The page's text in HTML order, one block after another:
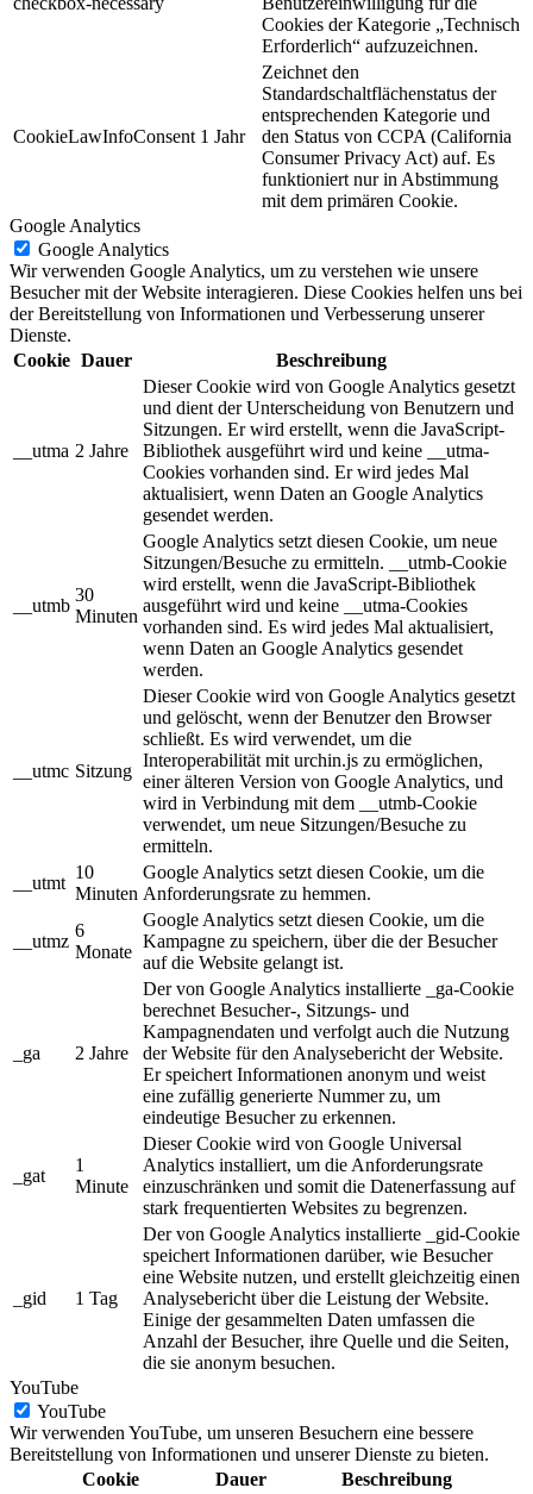
Cookies der Kategorie „Technisch
Erforderlich“ aufzuzeichnen.
CookieLawInfoConsent 1 Jahr
Zeichnet den
Standardschaltflächenstatus der
entsprechenden Kategorie und
den Status von CCPA (California
Consumer Privacy Act) auf. Es
funktioniert nur in Abstimmung
mit dem primären Cookie.
Google Analytics
Google Analytics
Wir verwenden Google Analytics, um zu verstehen wie unsere
Besucher mit der Website interagieren. Diese Cookies helfen uns bei
der Bereitstellung von Informationen und Verbesserung unserer
Dienste.
Cookie Dauer Beschreibung
__utma 2 Jahre
Dieser Cookie wird von Google Analytics gesetzt
und dient der Unterscheidung von Benutzern und
Sitzungen. Er wird erstellt, wenn die JavaScript-
Bibliothek ausgeführt wird und keine __utma-
Cookies vorhanden sind. Er wird jedes Mal
aktualisiert, wenn Daten an Google Analytics
gesendet werden.
__utmb
30
Minuten
Google Analytics setzt diesen Cookie, um neue
Sitzungen/Besuche zu ermitteln. __utmb-Cookie
wird erstellt, wenn die JavaScript-Bibliothek
ausgeführt wird und keine __utma-Cookies
vorhanden sind. Es wird jedes Mal aktualisiert,
wenn Daten an Google Analytics gesendet
werden.
__utmc Sitzung
Dieser Cookie wird von Google Analytics gesetzt
und gelöscht, wenn der Benutzer den Browser
schließt. Es wird verwendet, um die
Interoperabilität mit urchin.js zu ermöglichen,
einer älteren Version von Google Analytics, und
wird in Verbindung mit dem __utmb-Cookie
verwendet, um neue Sitzungen/Besuche zu
ermitteln.
__utmt
10
Minuten
Google Analytics setzt diesen Cookie, um die
Anforderungsrate zu hemmen.
__utmz
6
Monate
Google Analytics setzt diesen Cookie, um die
Kampagne zu speichern, über die der Besucher
auf die Website gelangt ist.
_ga 2 Jahre
Der von Google Analytics installierte _ga-Cookie
berechnet Besucher-, Sitzungs- und
Kampagnendaten und verfolgt auch die Nutzung
der Website für den Analysebericht der Website.
Er speichert Informationen anonym und weist
eine zufällig generierte Nummer zu, um
eindeutige Besucher zu erkennen.
_gat
1
Minute
Dieser Cookie wird von Google Universal
Analytics installiert, um die Anforderungsrate
einzuschränken und somit die Datenerfassung auf
stark frequentierten Websites zu begrenzen.
_gid 1 Tag
Der von Google Analytics installierte _gid-Cookie
speichert Informationen darüber, wie Besucher
eine Website nutzen, und erstellt gleichzeitig einen
Analysebericht über die Leistung der Website.
Einige der gesammelten Daten umfassen die
Anzahl der Besucher, ihre Quelle und die Seiten,
die sie anonym besuchen.
YouTube
YouTube
Wir verwenden YouTube, um unseren Besuchern eine bessere
Bereitstellung von Informationen und unserer Dienste zu bieten.
Cookie
Dauer Beschreibung